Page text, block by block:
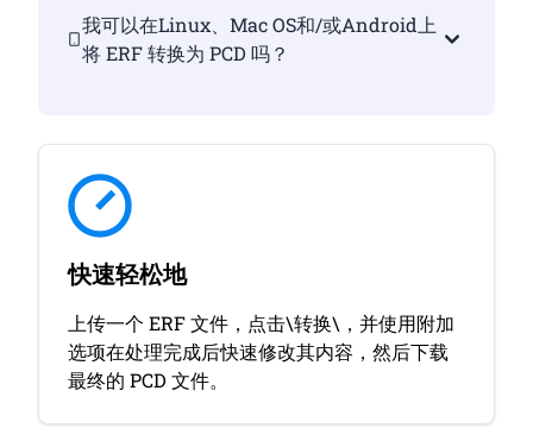
我可以在Linux、Mac OS和/或Android上
将 ERF 转换为 PCD 吗？
快速轻松地
上传一个 ERF 文件，点击\转换\，并使用附加
选项在处理完成后快速修改其内容，然后下载
最终的 PCD 文件。